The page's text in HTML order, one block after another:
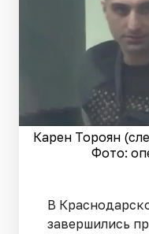
Карен Тороян
Фото:
В
завершились